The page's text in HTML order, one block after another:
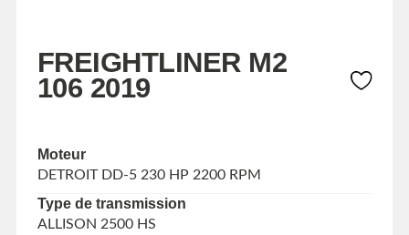
FREIGHTLINER M2
106 2019
Moteur
DETROIT DD-5 230 HP 2200 RPM
Type de transmission
ALLISON 2500 HS